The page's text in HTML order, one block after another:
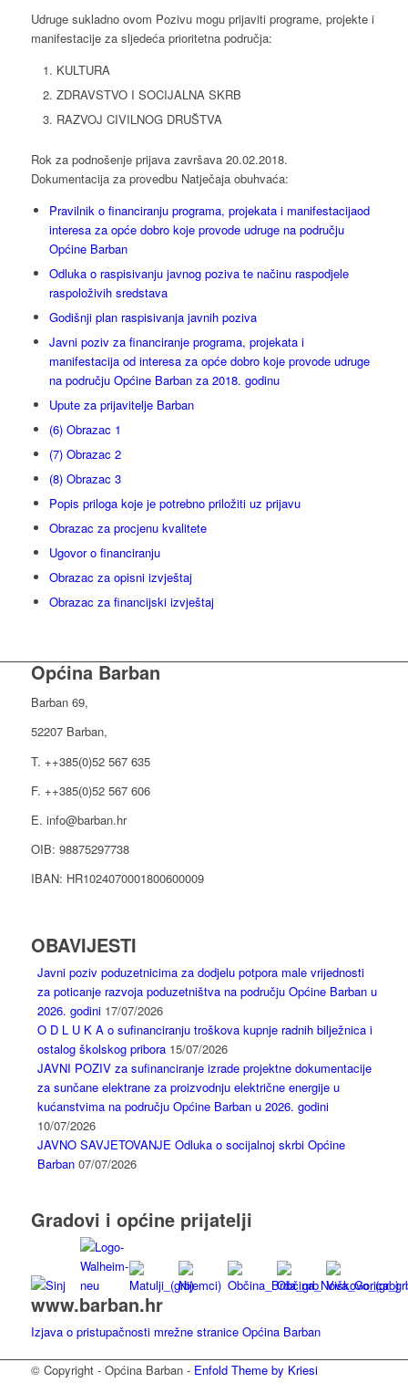
Udruge sukladno ovom Pozivu mogu prijaviti programe, projekte i
manifestacije za sljedeća prioritetna područja:
KULTURA
ZDRAVSTVO I SOCIJALNA SKRB
RAZVOJ CIVILNOG DRUŠTVA
Rok za podnošenje prijava završava 20.02.2018.
Dokumentacija za provedbu Natječaja obuhvaća:
Pravilnik o financiranju programa, projekata i manifestacijaod
interesa za opće dobro koje provode udruge na području
Općine Barban
Odluka o raspisivanju javnog poziva te načinu raspodjele
raspoloživih sredstava
Godišnji plan raspisivanja javnih poziva
Javni poziv za financiranje programa, projekata i
manifestacija od interesa za opće dobro koje provode udruge
na području Općine Barban za 2018. godinu
Upute za prijavitelje Barban
(6) Obrazac 1
(7) Obrazac 2
(8) Obrazac 3
Popis priloga koje je potrebno priložiti uz prijavu
Obrazac za procjenu kvalitete
Ugovor o financiranju
Obrazac za opisni izvještaj
Obrazac za financijski izvještaj
Općina Barban
Barban 69,
52207 Barban,
T. ++385(0)52 567 635
F. ++385(0)52 567 606
E. info@barban.hr
OIB: 98875297738
IBAN: HR1024070001800600009
OBAVIJESTI
Javni poziv poduzetnicima za dodjelu potpora male vrijednosti
za poticanje razvoja poduzetništva na području Općine Barban u
2026. godini 17/07/2026
O D L U K A o sufinanciranju troškova kupnje radnih bilježnica i
ostalog školskog pribora 15/07/2026
JAVNI POZIV za sufinanciranje izrade projektne dokumentacije
za sunčane elektrane za proizvodnju električne energije u
kućanstvima na području Općine Barban u 2026. godini
10/07/2026
JAVNO SAVJETOVANJE Odluka o socijalnoj skrbi Općine
Barban 07/07/2026
Gradovi i općine prijatelji
www.barban.hr
Izjava o pristupačnosti mrežne stranice Općina Barban
© Copyright - Općina Barban - Enfold Theme by Kriesi